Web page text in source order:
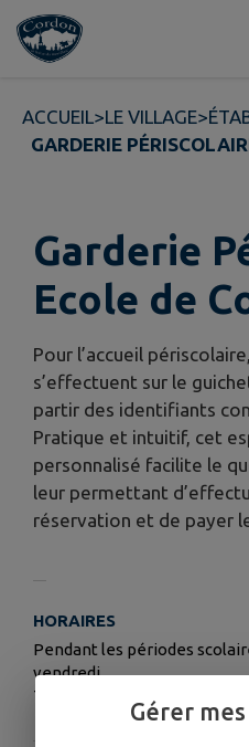
Contenu
ACCUEIL>LE VILLAGE>
GARDERIE
Garderie
Ecole de
Pour l’accueil
s’effectuent sur le
partir des identifiants
Pratique et intuitif, cet
personnalisé facilite le
leur permettant
réservation et de payer
HORAIRES
Pendant les périodes
vendredi.
7h45 à 8h30 ; 11h30 à 13h30 ;
Gérer